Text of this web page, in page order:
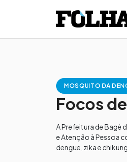
MOSQUITO DA
Focos
A Prefeitura de Bagé
e Atenção à Pessoa
dengue, zika e